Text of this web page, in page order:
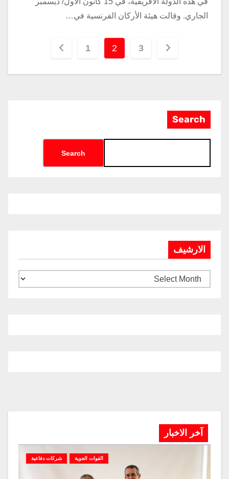
الجاري. وقالت هيئة الأركان الفرنسية في…
1 2 3
Search
Search
الارشيف
آخر الاخبار
القوات الجوية شركات دفاعية